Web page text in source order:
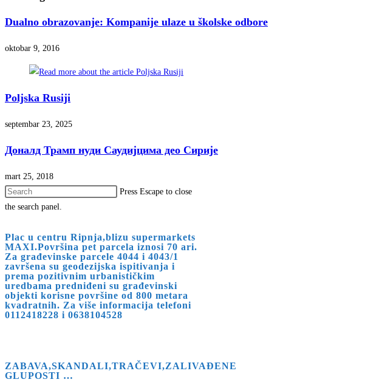
Dualno obrazovanje: Kompanije ulaze u školske odbore
oktobar 9, 2016
Poljska Rusiji
septembar 23, 2025
Доналд Трамп нуди Саудијцима део Сирије
mart 25, 2018
Press Escape to close
the search panel.
Plac u centru Ripnja,blizu supermarkets
MAXI.Površina pet parcela iznosi 70 ari.
Za građevinske parcele 4044 i 4043/1
završena su geodezijska ispitivanja i
prema pozitivnim urbanističkim
uredbama predniđeni su građevinski
objekti korisne površine od 800 metara
kvadratnih. Za više informacija telefoni
0112418228 i 0638104528
ZABAVA,SKANDALI,TRAČEVI,ZALIVAĐENE
GLUPOSTI …